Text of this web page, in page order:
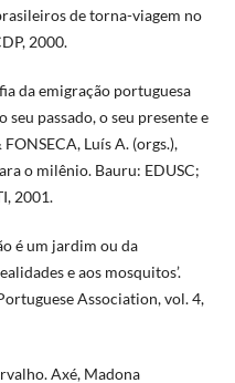
de torna-viagem no
2000.
da emigração portuguesa
passado, o seu presente e
Luís A. (orgs.),
o milênio. Bauru: EDUSC;
2001.
é um jardim ou da
e aos mosquitos’.
Association, vol. 4,
Axé, Madona